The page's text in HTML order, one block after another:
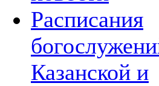
Расписания
Казанской и